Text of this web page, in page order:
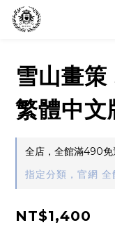
雪山畫
繁體中文
全店，全館滿490免
指定分類，官網
NT$1,400